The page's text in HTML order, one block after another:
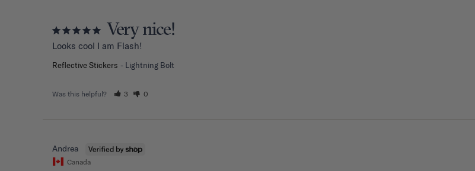
Very nice!
Looks cool I am Flash!
Reflective Stickers Lightning Bolt
Was this helpful? 3 0
Andrea
Canada